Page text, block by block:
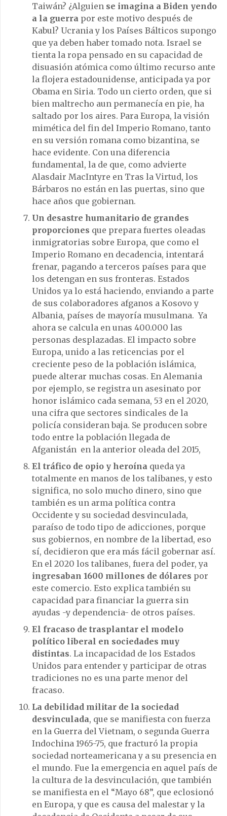
Taiwán? ¿Alguien se imagina a Biden yendo
a la guerra por este motivo después de
Kabul? Ucrania y los Países Bálticos supongo
que ya deben haber tomado nota. Israel se
tienta la ropa pensado en su capacidad de
disuasión atómica como último recurso ante
la flojera estadounidense, anticipada ya por
Obama en Siria. Todo un cierto orden, que si
bien maltrecho aun permanecía en pie, ha
saltado por los aires. Para Europa, la visión
mimética del fin del Imperio Romano, tanto
en su versión romana como bizantina, se
hace evidente. Con una diferencia
fundamental, la de que, como advierte
Alasdair MacIntyre en Tras la Virtud, los
Bárbaros no están en las puertas, sino que
hace años que gobiernan.
Un desastre humanitario de grandes
proporciones que prepara fuertes oleadas
inmigratorias sobre Europa, que como el
Imperio Romano en decadencia, intentará
frenar, pagando a terceros países para que
los detengan en sus fronteras. Estados
Unidos ya lo está haciendo, enviando a parte
de sus colaboradores afganos a Kosovo y
Albania, países de mayoría musulmana. Ya
ahora se calcula en unas 400.000 las
personas desplazadas. El impacto sobre
Europa, unido a las reticencias por el
creciente peso de la población islámica,
puede alterar muchas cosas. En Alemania
por ejemplo, se registra un asesinato por
honor islámico cada semana, 53 en el 2020,
una cifra que sectores sindicales de la
policía consideran baja. Se producen sobre
todo entre la población llegada de
Afganistán en la anterior oleada del 2015,
El tráfico de opio y heroína queda ya
totalmente en manos de los talibanes, y esto
significa, no solo mucho dinero, sino que
también es un arma política contra
Occidente y su sociedad desvinculada,
paraíso de todo tipo de adicciones, porque
sus gobiernos, en nombre de la libertad, eso
sí, decidieron que era más fácil gobernar así.
En el 2020 los talibanes, fuera del poder, ya
ingresaban 1600 millones de dólares por
este comercio. Esto explica también su
capacidad para financiar la guerra sin
ayudas -y dependencia- de otros países.
El fracaso de trasplantar el modelo
político liberal en sociedades muy
distintas. La incapacidad de los Estados
Unidos para entender y participar de otras
tradiciones no es una parte menor del
fracaso.
La debilidad militar de la sociedad
desvinculada, que se manifiesta con fuerza
en la Guerra del Vietnam, o segunda Guerra
Indochina 1965-75, que fracturó la propia
sociedad norteamericana y a su presencia en
el mundo. Fue la emergencia en aquel país de
la cultura de la desvinculación, que también
se manifiesta en el “Mayo 68”, que eclosionó
en Europa, y que es causa del malestar y la